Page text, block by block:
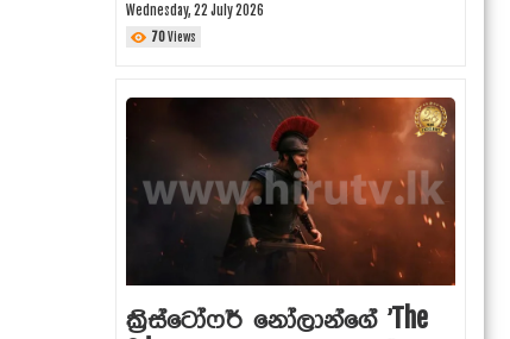
Wednesday, 22 July 2026
70Views
ක්‍රිස්ටෝෆර් නෝලාන්ගේ 'The